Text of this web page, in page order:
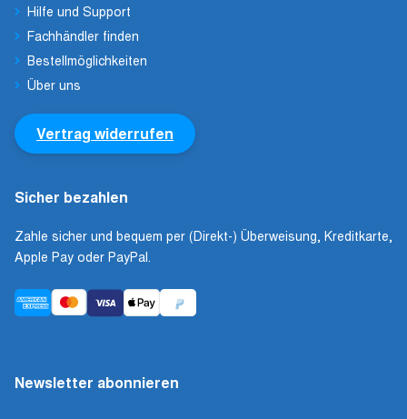
Hilfe und Support
Fachhändler finden
Bestellmöglichkeiten
Über uns
Vertrag widerrufen
Sicher bezahlen
Zahle sicher und bequem per (Direkt-) Überweisung, Kreditkarte,
Apple Pay oder PayPal.
Newsletter abonnieren